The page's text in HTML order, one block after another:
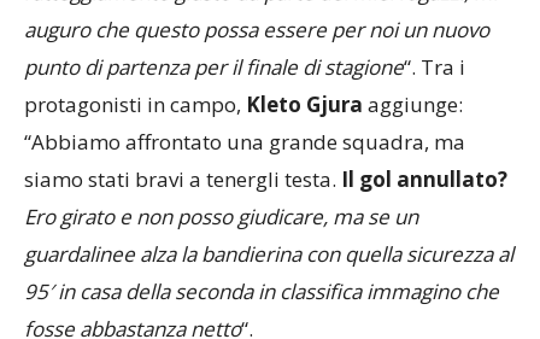
punto di partenza per il finale di stagione “. Tra i
protagonisti in campo,Kleto Gjuraaggiunge:
“Abbiamo affrontato una grande squadra, ma
siamo stati bravi a tenergli testa. Il gol annullato?
Ero girato e non posso giudicare, ma se un
guardalinee alza la bandierina con quella sicurezza al
95′ in casa della seconda in classifica immagino che
fosse abbastanza netto“.